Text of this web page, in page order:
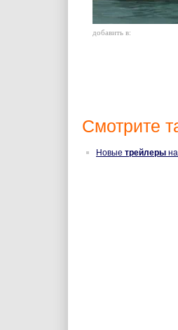
добавить в:
Смотрите
Новые трейлеры